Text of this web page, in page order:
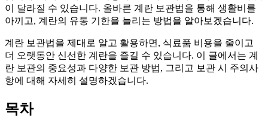
이 달라질 수 있습니다. 올바른 계란 보관법을 통해 생활비를
아끼고, 계란의 유통 기한을 늘리는 방법을 알아보겠습니다.
계란 보관법을 제대로 알고 활용하면, 식료품 비용을 줄이고
더 오랫동안 신선한 계란을 즐길 수 있습니다. 이 글에서는 계
란 보관의 중요성과 다양한 보관 방법, 그리고 보관 시 주의사
항에 대해 자세히 설명하겠습니다.
목차